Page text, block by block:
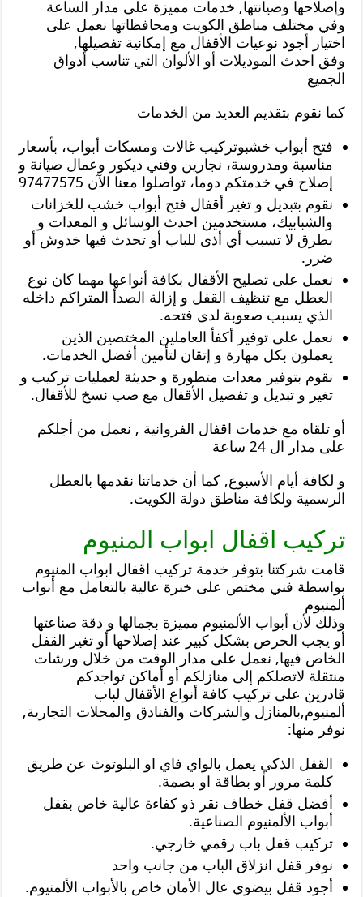
وإصلاحها وصيانتها, خدمات مميزة على مدار الساعة
وفي مختلف مناطق الكويت ومحافظاتها نعمل على
اختيار أجود نوعيات الأقفال مع إمكانية تفصيلها,
وفق احدث الموديلات أو الألوان التي تناسب أذواق
الجميع
كما نقوم بتقديم العديد من الخدمات
فتح أبواب خشبوتركيب غالات ومسكات أبواب، بأسعار
مناسبة ومدروسة، نجارين وفني ديكور وعمال صيانة و
إصلاح في خدمتكم دوما، تواصلوا معنا الآن 97477575
نقوم بتبديل و تغير أقفال فتح أبواب خشب للخزانات
والشبابيك، مستخدمين احدث الوسائل و المعدات و
بطرق لا تسبب أي أذى للباب أو تحدث فيها خدوش أو
ضرر.
نعمل على تصليح الأقفال بكافة أنواعها مهما كان نوع
العطل مع تنظيف القفل و إزالة الصدأ المتراكم داخله
الذي يسبب صعوبة لدى فتحه.
نعمل على توفير أكفأ العاملين المختصين الذين
يعملون بكل مهارة و إتقان لتأمين أفضل الخدمات.
نقوم بتوفير معدات متطورة و حديثة لعمليات تركيب و
تغير و تبديل و تفصيل الأقفال مع صب نسخ للأقفال.
أو تلقاه مع خدمات اقفال الفروانية , نعمل من أجلكم
على مدار ال 24 ساعة
و لكافة أيام الأسبوع, كما أن خدماتنا نقدمها بالعطل
الرسمية ولكافة مناطق دولة الكويت.
تركيب اقفال ابواب المنيوم
قامت شركتنا بتوفر خدمة تركيب اقفال ابواب المنيوم
بواسطة فني مختص على خبرة عالية بالتعامل مع أبواب
ألمنيوم
وذلك لأن أبواب الألمنيوم مميزة بجمالها و دقة صناعتها
أو يجب الحرص بشكل كبير عند إصلاحها أو تغير القفل
الخاص فيها, نعمل على مدار الوقت من خلال ورشات
منتقلة لاتصلكم إلى منازلكم أو أماكن تواجدكم
قادرين على تركيب كافة أنواع الأقفال لباب
ألمنيوم,بالمنازل والشركات والفنادق والمحلات التجارية,
نوفر منها:
القفل الذكي يعمل بالواي فاي او البلوتوث عن طريق
كلمة مرور أو بطاقة او بصمة.
أفضل قفل خطاف نقر ذو كفاءة عالية خاص بقفل
أبواب الألمنيوم الصناعية.
تركيب قفل باب رقمي خارجي.
نوفر قفل انزلاق الباب من جانب واحد
أجود قفل بيضوي عال الأمان خاص بالأبواب الألمنيوم.